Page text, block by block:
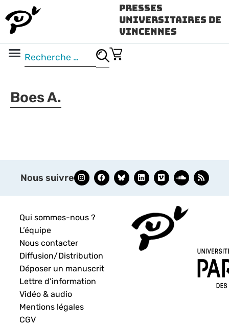
Presses
Universitaires de
Vincennes
Boes A.
Nous suivre
Qui sommes-nous ?
L’équipe
Nous contacter
Diffusion/Distribution
Déposer un manuscrit
Lettre d’information
Vidéo & audio
Mentions légales
CGV